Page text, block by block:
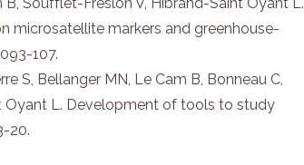
microsatellite markers and greenhouse-
107.
S, Bellanger MN, Le Cam B, Bonneau C,
Oyant L. Development of tools to study
20.